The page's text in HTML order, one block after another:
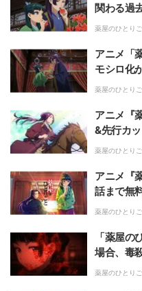
関わる過
すじ&先
薬屋のひとりご
アニメ「
モシロ化
猫に迫り
薬屋のひとりご
アニメ『
&先行カ
日高のり
薬屋のひとりご
アニメ『
話まで無
0日(日)に
薬屋のひとりご
「薬屋
場合、毒
シーンが
薬屋のひとりご